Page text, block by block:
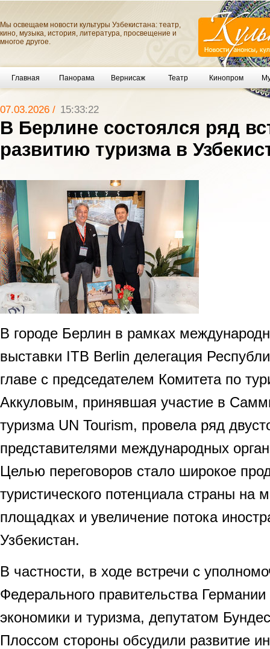
Мы освещаем новости культуры Узбекистана: театр,
кино, музыка, история, литература, просвещение и
многое другое.
Главная Панорама Вернисаж Театр Кинопром
07.03.2026 / 15:33:22
В Берлине состоялся ряд
развитию туризма в
В городе Берлин в рамках
выставки ITB Berlin делегация
главе с председателем Комитета по
Аккуловым, принявшая участие в
туризма UN Tourism, провела ряд
представителями международных
Целью переговоров стало широкое
туристического потенциала страны на
площадках и увеличение потока
Узбекистан.
В частности, в ходе встречи с
Федерального правительства
экономики и туризма, депутатом
Плоссом стороны обсудили развитие